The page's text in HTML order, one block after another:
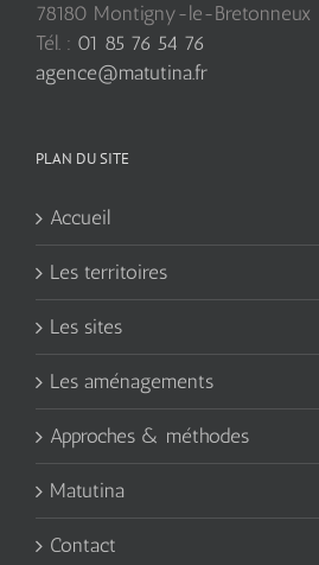
78180 Montigny-le-Bretonneux
Tél. : 01 85 76 54 76
agence@matutina.fr
PLAN DU SITE
Accueil
Les territoires
Les sites
Les aménagements
Approches & méthodes
Matutina
Contact